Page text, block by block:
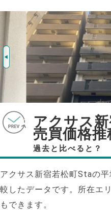
アクサス
売買価格推
過去と比べると？
アクサス新宿若松町Staの
較したデータです。所在エ
もできます。